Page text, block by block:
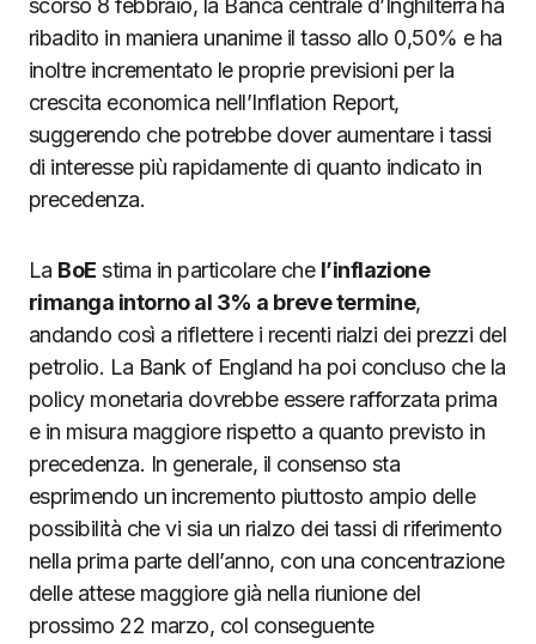
scorso 8 febbraio, la Banca centrale d’Inghilterra ha
ribadito in maniera unanime il tasso allo 0,50% e ha
inoltre incrementato le proprie previsioni per la
crescita economica nell’Inflation Report,
suggerendo che potrebbe dover aumentare i tassi
di interesse più rapidamente di quanto indicato in
precedenza.
La BoE stima in particolare che l’inflazione
rimanga intorno al 3% a breve termine,
andando così a riflettere i recenti rialzi dei prezzi del
petrolio. La Bank of England ha poi concluso che la
policy monetaria dovrebbe essere rafforzata prima
e in misura maggiore rispetto a quanto previsto in
precedenza. In generale, il consenso sta
esprimendo un incremento piuttosto ampio delle
possibilità che vi sia un rialzo dei tassi di riferimento
nella prima parte dell’anno, con una concentrazione
delle attese maggiore già nella riunione del
prossimo 22 marzo, col conseguente